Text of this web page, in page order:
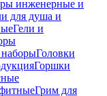
инженерные и
для душа и
Гели и
наборыГоловки
Горшки
Грим для